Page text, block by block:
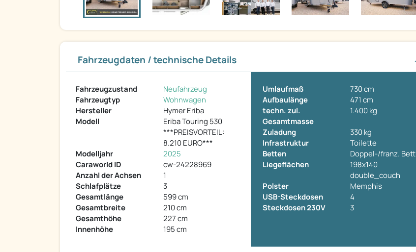
Fahrzeugdaten / technische Details
Fahrzeugzustand
Neufahrzeug
Fahrzeugtyp
Wohnwagen
Hersteller
Hymer Eriba
Modell
Eriba Touring 530
***PREISVORTEIL:
8.210 EURO***
Modelljahr
2025
Caraworld ID
cw-24228969
Anzahl der Achsen
1
Schlafplätze
3
Gesamtlänge
599 cm
Gesamtbreite
210 cm
Gesamthöhe
227 cm
Innenhöhe
195 cm
Umlaufmaß
730 cm
Aufbaulänge
471 cm
techn. zul.
Gesamtmasse
1.400 kg
Zuladung
330 kg
Infrastruktur
Toilette
Betten
Doppel-/franz. Bett
Liegeflächen
198x140
double_couch
Polster
Memphis
USB-Steckdosen
4
Steckdosen 230V
3